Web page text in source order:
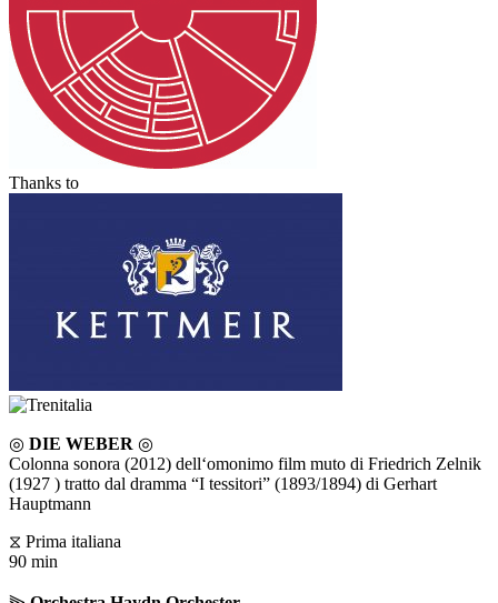
Thanks to
◎ DIE WEBER ◎
Colonna sonora (2012) dell‘omonimo film muto di Friedrich Zelnik
(1927 ) tratto dal dramma “I tessitori” (1893/1894) di Gerhart
Hauptmann
⧖ Prima italiana
90 min